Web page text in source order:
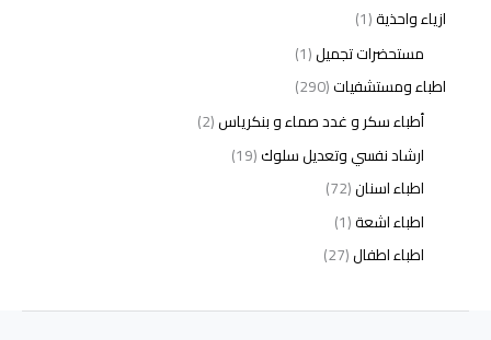
ازياء واحذية(1)
مستحضرات تجميل(1)
اطباء ومستشفيات(290)
أطباء سكر و غدد صماء و بنكرياس(2)
ارشاد نفسي وتعديل سلوك(19)
اطباء اسنان(72)
اطباء اشعة(1)
اطباء اطفال(27)
اطباء امراض الذكورة(1)